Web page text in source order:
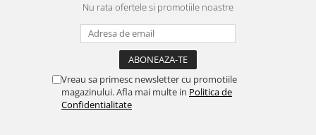
Nu rata ofertele si promotiile noastre
Vreau sa primesc newsletter cu promotiile
magazinului. Afla mai multe in Politica de
Confidentialitate